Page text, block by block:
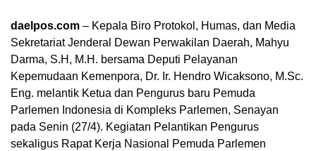
daelpos.com – Kepala Biro Protokol, Humas, dan Media
Sekretariat Jenderal Dewan Perwakilan Daerah, Mahyu
Darma, S.H, M.H. bersama Deputi Pelayanan
Kepemudaan Kemenpora, Dr. Ir. Hendro Wicaksono, M.Sc.
Eng. melantik Ketua dan Pengurus baru Pemuda
Parlemen Indonesia di Kompleks Parlemen, Senayan
pada Senin (27/4). Kegiatan Pelantikan Pengurus
sekaligus Rapat Kerja Nasional Pemuda Parlemen